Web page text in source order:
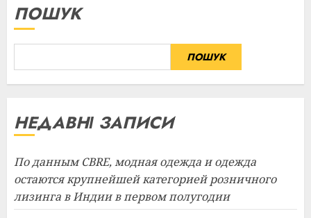
ПОШУК
ПОШУК
НЕДАВНІ ЗАПИСИ
По данным CBRE, модная одежда и одежда
остаются крупнейшей категорией розничного
лизинга в Индии в первом полугодии